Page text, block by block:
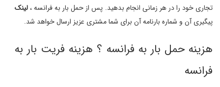
تجاری خود را در هر زمانی انجام بدهید. پس از حمل بار به فرانسه ،لینک
پیگیری آن و شماره بارنامه آن برای شما مشتری عزیز ارسال خواهد شد.
هزینه حمل بار به فرانسه ؟ هزینه فریت بار به
فرانسه